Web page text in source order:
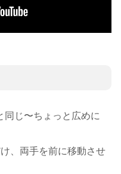
同じ〜ちょっと広めに
、両手を前に移動させ